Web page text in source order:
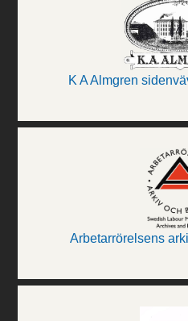
K A Almgren
Arbetarrörelsens